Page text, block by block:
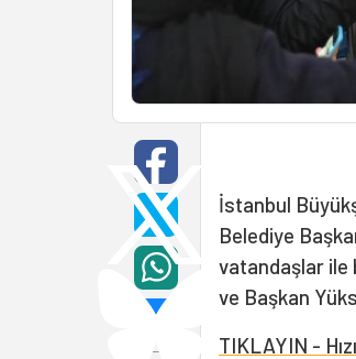
İstanbul
Belediye
vatandaşlar ile
ve Başkan
TIKLAYIN -